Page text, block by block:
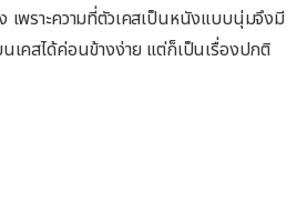
เพราะความที่ตัวเคสเป็นหนังแบบนุ่มจึงมี
เคสได้ค่อนข้างง่าย แต่ก็เป็นเรื่องปกติ